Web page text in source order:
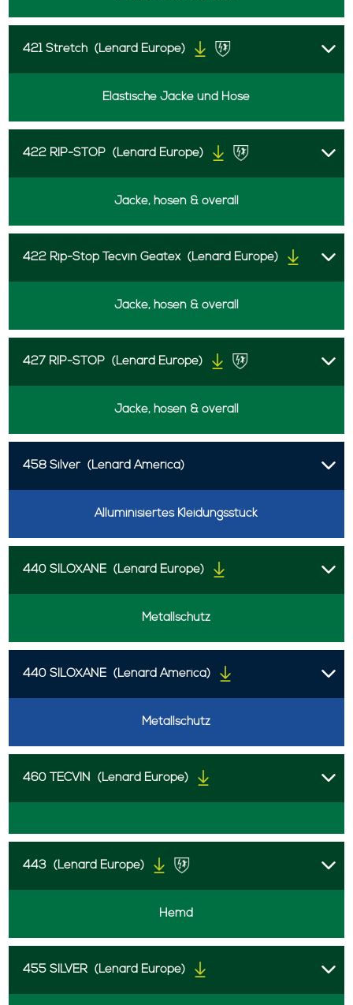
421 Stretch (Lenard Europe)
Elastische Jacke und Hose
422 RIP-STOP (Lenard Europe)
Jacke, hosen & overall
422 Rip-Stop Tecvin Geatex (Lenard Europe)
Jacke, hosen & overall
427 RIP-STOP (Lenard Europe)
Jacke, hosen & overall
458 Silver (Lenard America)
Alluminisiertes Kleidungsstück
440 SILOXANE (Lenard Europe)
Metallschutz
440 SILOXANE (Lenard America)
Metallschutz
460 TECVIN (Lenard Europe)
443 (Lenard Europe)
Hemd
455 SILVER (Lenard Europe)